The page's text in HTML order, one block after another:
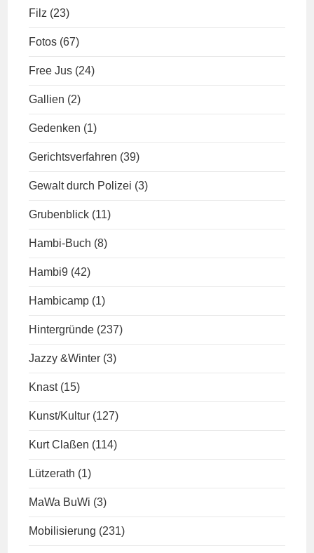
Filz (23)
Fotos (67)
Free Jus (24)
Gallien (2)
Gedenken (1)
Gerichtsverfahren (39)
Gewalt durch Polizei (3)
Grubenblick (11)
Hambi-Buch (8)
Hambi9 (42)
Hambicamp (1)
Hintergründe (237)
Jazzy &Winter (3)
Knast (15)
Kunst/Kultur (127)
Kurt Claßen (114)
Lützerath (1)
MaWa BuWi (3)
Mobilisierung (231)